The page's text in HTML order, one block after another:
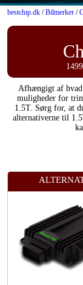
bestchip.dk /Bilmerker /
Afhængigt af
muligheder for
1.5T. Sørg for, at
alternativerne til